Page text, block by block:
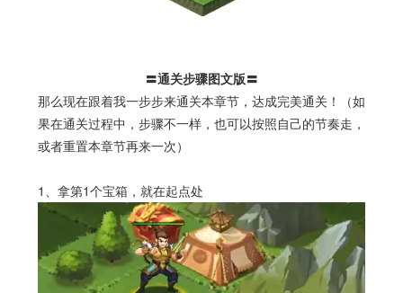
〓通关步骤图文版〓
那么现在跟着我一步步来通关本章节，达成完美通关！（如
果在通关过程中，步骤不一样，也可以按照自己的节奏走，
或者重置本章节再来一次）
1、拿第1个宝箱，就在起点处